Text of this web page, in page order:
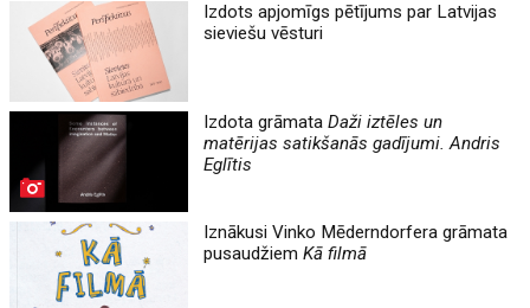
Izdots apjomīgs pētījums par Latvijas
sieviešu vēsturi
Izdota grāmataDaži iztēles un
matērijas satikšanās gadījumi. Andris
Eglītis
Iznākusi Vinko Mēderndorfera grāmata
pusaudžiemKā filmā